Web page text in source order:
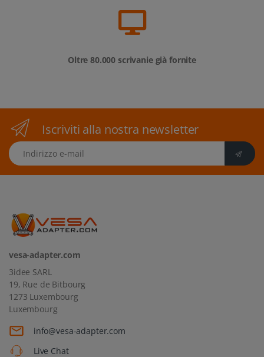
Oltre 80.000 scrivanie già fornite
Iscriviti alla nostra newsletter
Indirizzo e-mail
vesa-adapter.com
3idee SARL
19, Rue de Bitbourg
1273 Luxembourg
Luxembourg
info@vesa-adapter.com
Live Chat